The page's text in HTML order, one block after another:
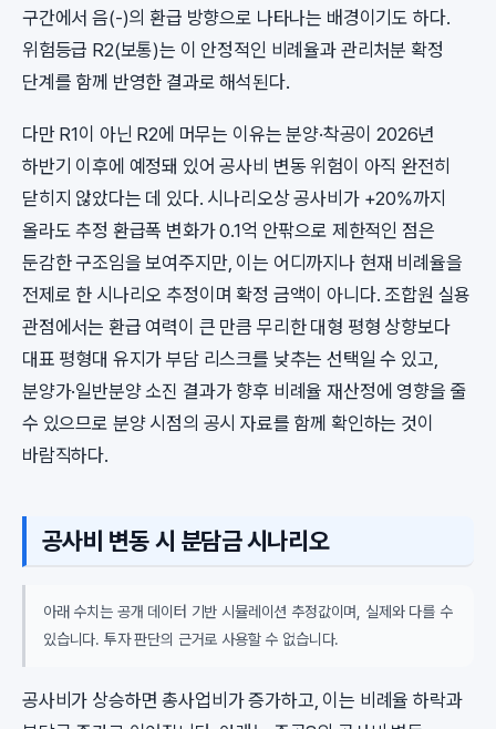
구간에서 음(-)의 환급 방향으로 나타나는 배경이기도 하다.
위험등급 R2(보통)는 이 안정적인 비례율과 관리처분 확정
단계를 함께 반영한 결과로 해석된다.
다만 R1이 아닌 R2에 머무는 이유는 분양·착공이 2026년
하반기 이후에 예정돼 있어 공사비 변동 위험이 아직 완전히
닫히지 않았다는 데 있다. 시나리오상 공사비가 +20%까지
올라도 추정 환급폭 변화가 0.1억 안팎으로 제한적인 점은
둔감한 구조임을 보여주지만, 이는 어디까지나 현재 비례율을
전제로 한 시나리오 추정이며 확정 금액이 아니다. 조합원 실용
관점에서는 환급 여력이 큰 만큼 무리한 대형 평형 상향보다
대표 평형대 유지가 부담 리스크를 낮추는 선택일 수 있고,
분양가·일반분양 소진 결과가 향후 비례율 재산정에 영향을 줄
수 있으므로 분양 시점의 공시 자료를 함께 확인하는 것이
바람직하다.
공사비 변동 시 분담금 시나리오
아래 수치는 공개 데이터 기반 시뮬레이션 추정값이며, 실제와 다를 수
있습니다. 투자 판단의 근거로 사용할 수 없습니다.
공사비가 상승하면 총사업비가 증가하고, 이는 비례율 하락과